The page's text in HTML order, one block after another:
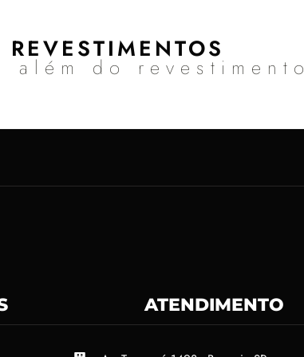
REVESTIMENTOS
além do revestimento
ATENDIMENTO